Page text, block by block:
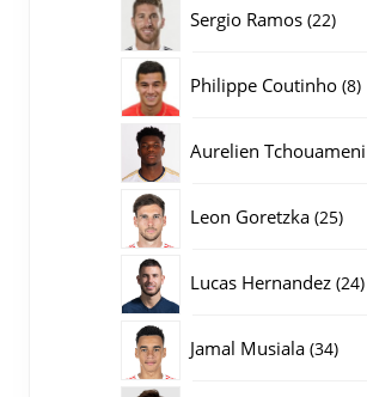
Sergio Ramos 2222
Philippe Coutinho 88
Aurelien Tchouameni
Leon Goretzka 2525
Lucas Hernandez 2424
Jamal Musiala 3434